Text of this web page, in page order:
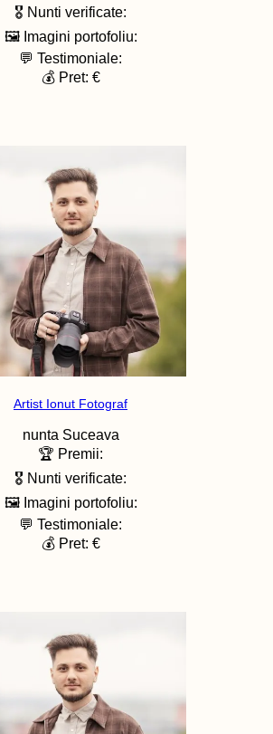
🎖️ Nunti verificate:
🖼️ Imagini portofoliu:
💬 Testimoniale:
💰 Pret: €
Artist Ionut Fotograf
nunta Suceava
🏆 Premii:
🎖️ Nunti verificate:
🖼️ Imagini portofoliu:
💬 Testimoniale:
💰 Pret: €